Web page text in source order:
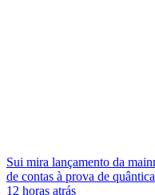
Sui mira lançamento da
de contas à prova de quântica
12 horas atrás